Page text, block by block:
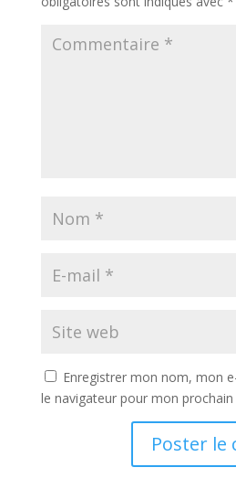
Enregistrer mon nom, mon
le navigateur pour mon